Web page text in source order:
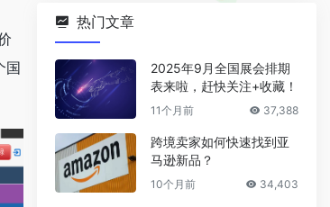
国
热门文章
2025年9月全国展会排期
表来啦，赶快关注+收藏！
11个月前 37,388
跨境卖家如何快速找到亚
马逊新品？
10个月前 34,403